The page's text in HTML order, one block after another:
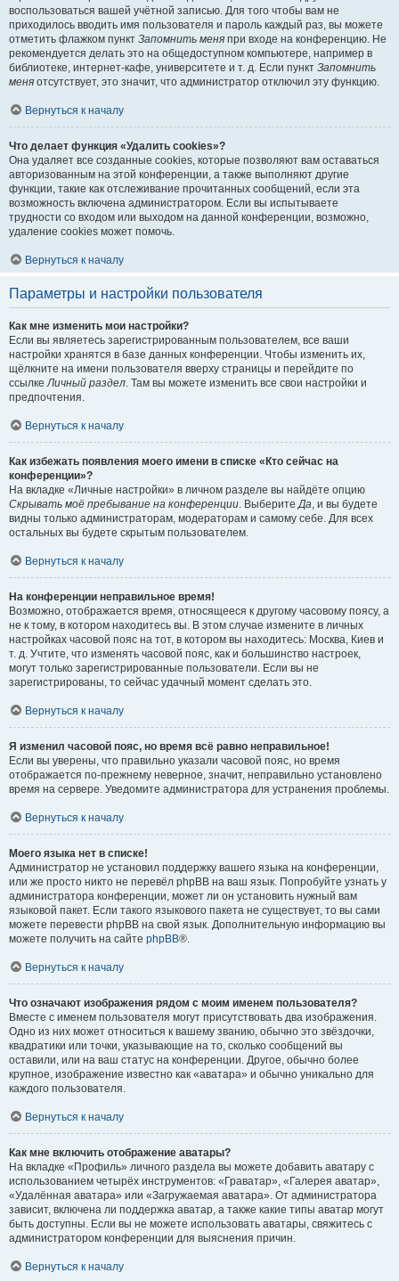
воспользоваться вашей учётной записью. Для того чтобы вам не
приходилось вводить имя пользователя и пароль каждый раз, вы можете
отметить флажком пункт Запомнить меня при входе на конференцию. Не
рекомендуется делать это на общедоступном компьютере, например в
библиотеке, интернет-кафе, университете и т. д. Если пункт Запомнить
меня отсутствует, это значит, что администратор отключил эту функцию.
Вернуться к началу
Что делает функция «Удалить cookies»?
Она удаляет все созданные cookies, которые позволяют вам оставаться
авторизованным на этой конференции, а также выполняют другие
функции, такие как отслеживание прочитанных сообщений, если эта
возможность включена администратором. Если вы испытываете
трудности со входом или выходом на данной конференции, возможно,
удаление cookies может помочь.
Вернуться к началу
Параметры и настройки пользователя
Как мне изменить мои настройки?
Если вы являетесь зарегистрированным пользователем, все ваши
настройки хранятся в базе данных конференции. Чтобы изменить их,
щёлкните на имени пользователя вверху страницы и перейдите по
ссылкеЛичный раздел. Там вы можете изменить все свои настройки и
предпочтения.
Вернуться к началу
Как избежать появления моего имени в списке «Кто сейчас на
конференции»?
На вкладке «Личные настройки» в личном разделе вы найдёте опцию
Скрывать моё пребывание на конференции. ВыберитеДа, и вы будете
видны только администраторам, модераторам и самому себе. Для всех
остальных вы будете скрытым пользователем.
Вернуться к началу
На конференции неправильное время!
Возможно, отображается время, относящееся к другому часовому поясу, а
не к тому, в котором находитесь вы. В этом случае измените в личных
настройках часовой пояс на тот, в котором вы находитесь: Москва, Киев и
т. д. Учтите, что изменять часовой пояс, как и большинство настроек,
могут только зарегистрированные пользователи. Если вы не
зарегистрированы, то сейчас удачный момент сделать это.
Вернуться к началу
Я изменил часовой пояс, но время всё равно неправильное!
Если вы уверены, что правильно указали часовой пояс, но время
отображается по-прежнему неверное, значит, неправильно установлено
время на сервере. Уведомите администратора для устранения проблемы.
Вернуться к началу
Моего языка нет в списке!
Администратор не установил поддержку вашего языка на конференции,
или же просто никто не перевёл phpBB на ваш язык. Попробуйте узнать у
администратора конференции, может ли он установить нужный вам
языковой пакет. Если такого языкового пакета не существует, то вы сами
можете перевести phpBB на свой язык. Дополнительную информацию вы
можете получить на сайте phpBB®.
Вернуться к началу
Что означают изображения рядом с моим именем пользователя?
Вместе с именем пользователя могут присутствовать два изображения.
Одно из них может относиться к вашему званию, обычно это звёздочки,
квадратики или точки, указывающие на то, сколько сообщений вы
оставили, или на ваш статус на конференции. Другое, обычно более
крупное, изображение известно как «аватара» и обычно уникально для
каждого пользователя.
Вернуться к началу
Как мне включить отображение аватары?
На вкладке «Профиль» личного раздела вы можете добавить аватару с
использованием четырёх инструментов: «Граватар», «Галерея аватар»,
«Удалённая аватара» или «Загружаемая аватара». От администратора
зависит, включена ли поддержка аватар, а также какие типы аватар могут
быть доступны. Если вы не можете использовать аватары, свяжитесь с
администратором конференции для выяснения причин.
Вернуться к началу